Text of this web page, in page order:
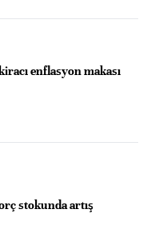
enflasyon makası
stokunda artış